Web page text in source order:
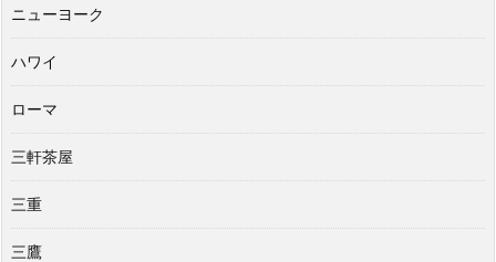
ニューヨーク
ハワイ
ローマ
三軒茶屋
三重
三鷹